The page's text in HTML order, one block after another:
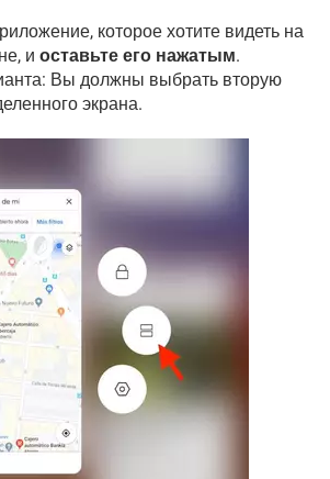
которое хотите видеть на
и оставьте его нажатым.
Вы должны выбрать вторую
экрана.